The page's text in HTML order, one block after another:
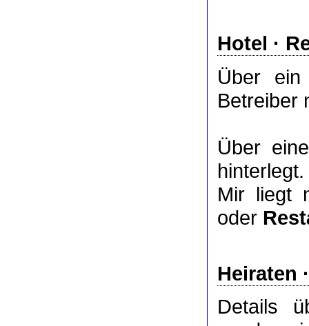
Hotel ·
Über
Betreiber
Über
hinterlegt.
Mir liegt
oder
Heiraten
Details